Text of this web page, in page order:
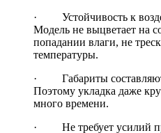
· Устойчивость к
Модель не выцветает на
попадании влаги, не
температуры.
· Габариты
Поэтому укладка даже
много времени.
· Не требует усилий